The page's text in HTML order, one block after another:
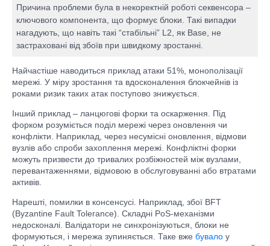
Причина проблеми була в некоректній роботі секвенсора –
ключового компонента, що формує блоки. Такі випадки
нагадують, що навіть такі “стабільні” L2, як Base, не
застраховані від збоїв при швидкому зростанні.
Найчастіше наводиться приклад атаки 51%, монополізації
мережі. У міру зростання та вдосконалення блокчейнів із
роками ризик таких атак поступово знижується.
Інший приклад – ланцюгові форки та оскарження. Під
форком розуміється поділ мережі через оновлення чи
конфлікти. Наприклад, через несумісні оновлення, відмови
вузлів або спроби захоплення мережі. Конфліктні форки
можуть призвести до тривалих розбіжностей між вузлами,
перевантаженнями, відмовою в обслуговуванні або втратами
активів.
Нарешті, помилки в консенсусі. Наприклад, збої BFT
(Byzantine Fault Tolerance). Складні PoS-механізми
недосконалі. Валідатори не синхронізуються, блоки не
формуються, і мережа зупиняється. Таке вже бувало у